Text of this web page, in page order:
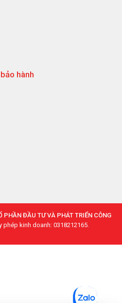
hành
PHẦN ĐẦU TƯ VÀ PHÁT TRIỂN CÔNG
phép kinh doanh: 0318212165.